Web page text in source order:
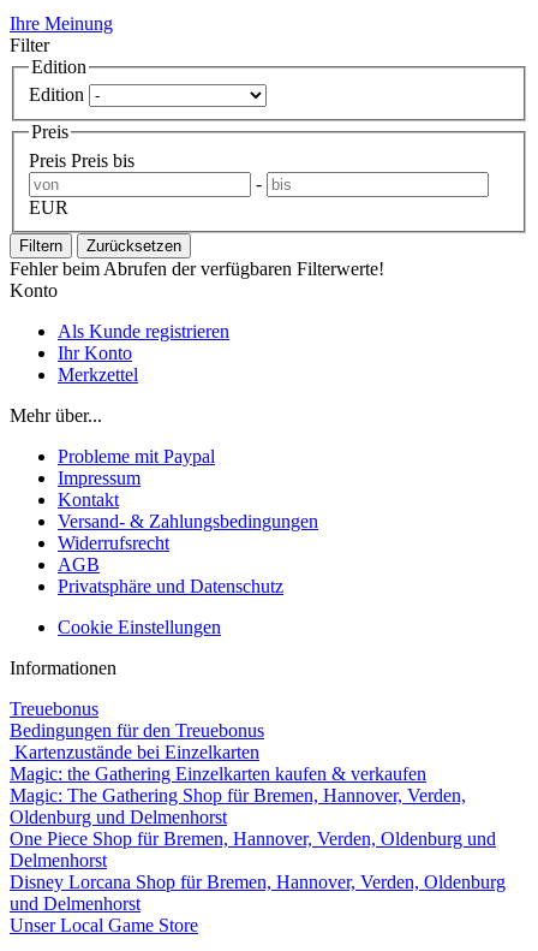
Ihre Meinung
Filter
Edition
Edition
Preis
Preis Preis bis
-
EUR
Filtern Zurücksetzen
Fehler beim Abrufen der verfügbaren Filterwerte!
Konto
Als Kunde registrieren
Ihr Konto
Merkzettel
Mehr über...
Probleme mit Paypal
Impressum
Kontakt
Versand- & Zahlungsbedingungen
Widerrufsrecht
AGB
Privatsphäre und Datenschutz
Cookie Einstellungen
Informationen
Treuebonus
Bedingungen für den Treuebonus
Kartenzustände bei Einzelkarten
Magic: the Gathering Einzelkarten kaufen & verkaufen
Magic: The Gathering Shop für Bremen, Hannover, Verden,
Oldenburg und Delmenhorst
One Piece Shop für Bremen, Hannover, Verden, Oldenburg und
Delmenhorst
Disney Lorcana Shop für Bremen, Hannover, Verden, Oldenburg
und Delmenhorst
Unser Local Game Store